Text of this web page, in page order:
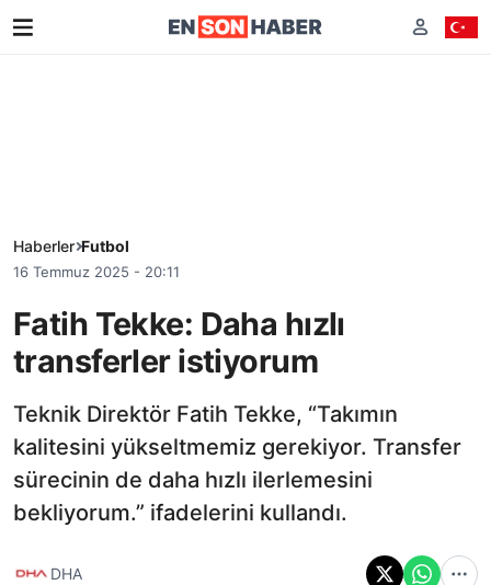
Haberler Futbol
16 Temmuz 2025 - 20:11
Fatih Tekke: Daha hızlı
transferler istiyorum
Teknik Direktör Fatih Tekke, “Takımın
kalitesini yükseltmemiz gerekiyor. Transfer
sürecinin de daha hızlı ilerlemesini
bekliyorum.” ifadelerini kullandı.
DHA